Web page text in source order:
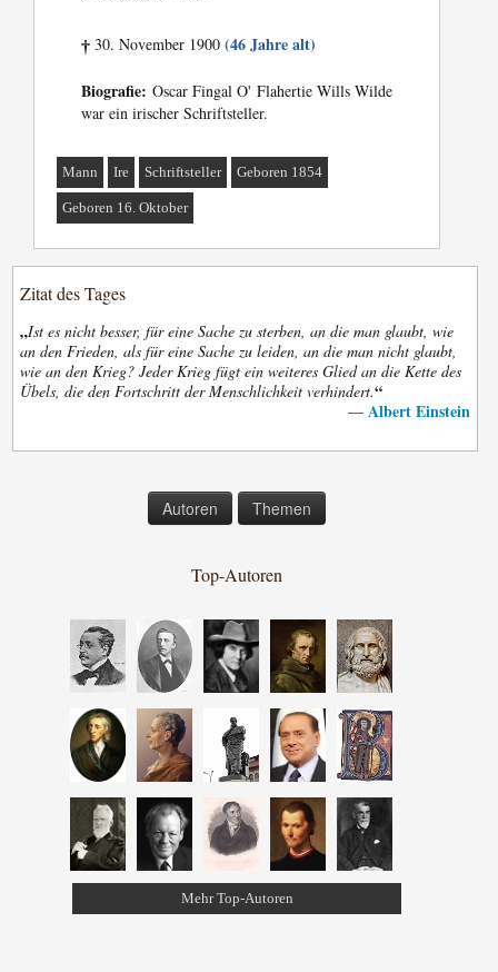
† 30. November 1900(46 Jahre alt)
Biografie: Oscar Fingal O' Flahertie Wills Wilde
war ein irischer Schriftsteller.
Mann Ire Schriftsteller Geboren 1854
Geboren 16. Oktober
Zitat des Tages
„Ist es nicht besser, für eine Sache zu sterben, an die man glaubt, wie
an den Frieden, als für eine Sache zu leiden, an die man nicht glaubt,
wie an den Krieg? Jeder Krieg fügt ein weiteres Glied an die Kette des
Übels, die den Fortschritt der Menschlichkeit verhindert.“
— Albert Einstein
Autoren Themen
Top-Autoren
Mehr Top-Autoren